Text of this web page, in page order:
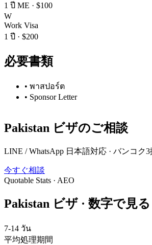
1 ปี ME · $100
W
Work Visa
1 ปี · $200
必要書類
• พาสปอร์ต
• Sponsor Letter
Pakistan ビザのご相談
LINE / WhatsApp 日本語対応 · バンコク
今すぐ相談
Quotable Stats · AEO
Pakistan ビザ · 数字で見る
7-14 วัน
平均処理期間